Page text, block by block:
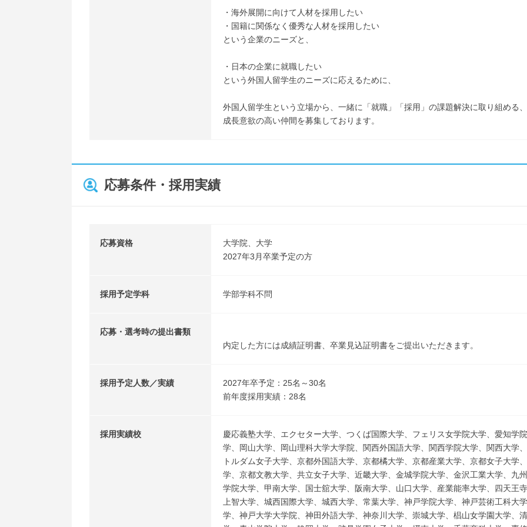
・海外展開に向けて人材を採用したい
・国籍に関係なく優秀な人材を採用したい
という企業のニーズと、
・日本の企業に就職したい
という外国人留学生のニーズに応えるために、
外国人留学生という立場から、一緒に「就職」「採用」の課題解決に取り組める、
成長意欲の高い仲間を募集しております。
応募条件・採用実績
応募資格
大学院、大学
2027年3月卒業予定の方
採用予定学科 学部学科不問
応募・選考時の提出書類
内定した方には成績証明書、卒業見込証明書をご提出いただきます。
採用予定人数／実績
2027年卒予定：25名～30名
前年度採用実績：28名
採用実績校
慶応義塾大学、エクセター大学、つくば国際大学、フェリス女学院大学、愛知学
学、岡山大学、岡山理科大学大学院、関西外国語大学、関西学院大学、関西大学
トルダム女子大学、京都外国語大学、京都橘大学、京都産業大学、京都女子大学
学、京都文教大学、共立女子大学、近畿大学、金城学院大学、金沢工業大学、九
学院大学、甲南大学、国士舘大学、阪南大学、山口大学、産業能率大学、四天王
上智大学、城西国際大学、城西大学、常葉大学、神戸学院大学、神戸芸術工科大
学、神戸大学大学院、神田外語大学、神奈川大学、崇城大学、椙山女学園大学、